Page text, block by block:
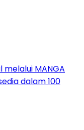
melalui MANGA
dalam 100